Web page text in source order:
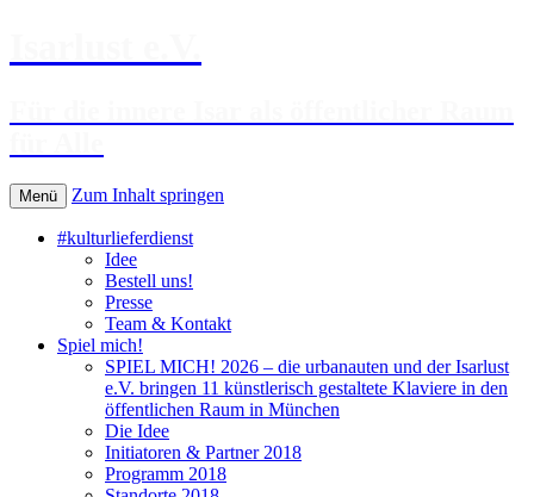
Menü Zum Inhalt springen
#kulturlieferdienst
Idee
Bestell uns!
Presse
Team & Kontakt
Spiel mich!
SPIEL MICH! 2026 – die urbanauten und der Isarlust
e.V. bringen 11 künstlerisch gestaltete Klaviere in den
öffentlichen Raum in München
Die Idee
Initiatoren & Partner 2018
Programm 2018